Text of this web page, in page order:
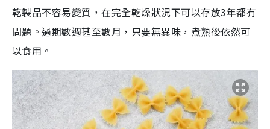
乾製品不容易變質，在完全乾燥狀況下可以存放3年都冇
問題。過期數週甚至數月，只要無異味，煮熟後依然可
以食用。